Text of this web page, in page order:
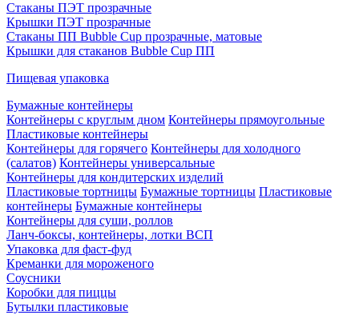
Стаканы ПЭТ прозрачные
Крышки ПЭТ прозрачные
Стаканы ПП Bubble Cup прозрачные, матовые
Крышки для стаканов Bubble Cup ПП
Пищевая упаковка
Бумажные контейнеры
Контейнеры с круглым дном Контейнеры прямоугольные
Пластиковые контейнеры
Контейнеры для горячего Контейнеры для холодного
(салатов) Контейнеры универсальные
Контейнеры для кондитерских изделий
Пластиковые тортницы Бумажные тортницы Пластиковые
контейнеры Бумажные контейнеры
Контейнеры для суши, роллов
Ланч-боксы, контейнеры, лотки ВСП
Упаковка для фаст-фуд
Креманки для мороженого
Соусники
Коробки для пиццы
Бутылки пластиковые